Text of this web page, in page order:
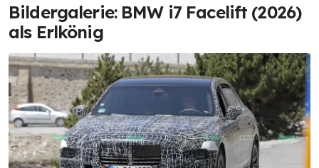
Bildergalerie: BMW i7 Facelift (2026)
als Erlkönig